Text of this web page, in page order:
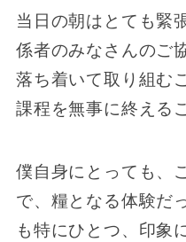
当日の朝はとても緊
係者のみなさんのご
落ち着いて取り組む
課程を無事に終える
僕自身にとっても、
で、糧となる体験だ
も特にひとつ、印象